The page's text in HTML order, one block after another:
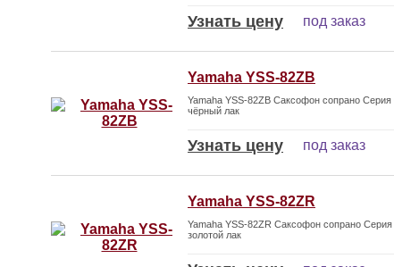
Узнать цену под заказ
Yamaha YSS-82ZB
Yamaha YSS-82ZB Саксофон сопрано
чёрный лак
Узнать цену под заказ
Yamaha YSS-82ZR
Yamaha YSS-82ZR Саксофон сопрано Серия
золотой лак